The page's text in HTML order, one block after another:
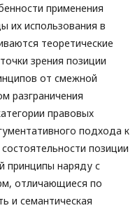
применения
их использования в
теоретические
зрения позиции
от смежной
разграничения
правовых
подхода к
позиции
принципы наряду с
отличающиеся по
и семантическая